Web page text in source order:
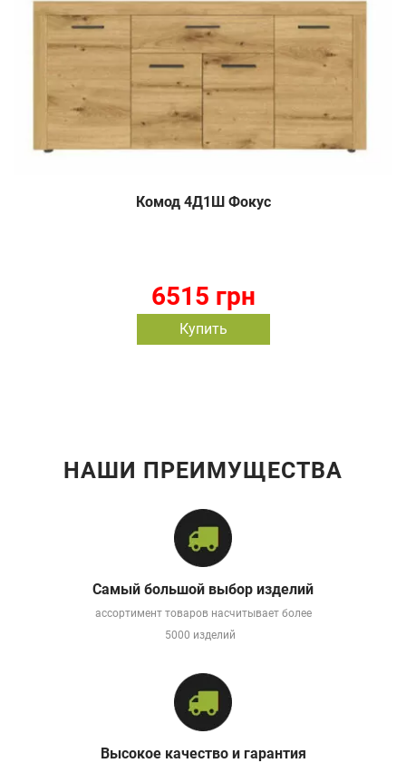
Комод 4Д1Ш Фокус
6515 грн
Купить
НАШИ ПРЕИМУЩЕСТВА
Самый большой выбор изделий
ассортимент товаров насчитывает более
5000 изделий
Высокое качество и гарантия